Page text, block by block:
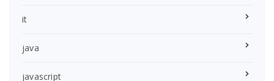
it
java
javascript